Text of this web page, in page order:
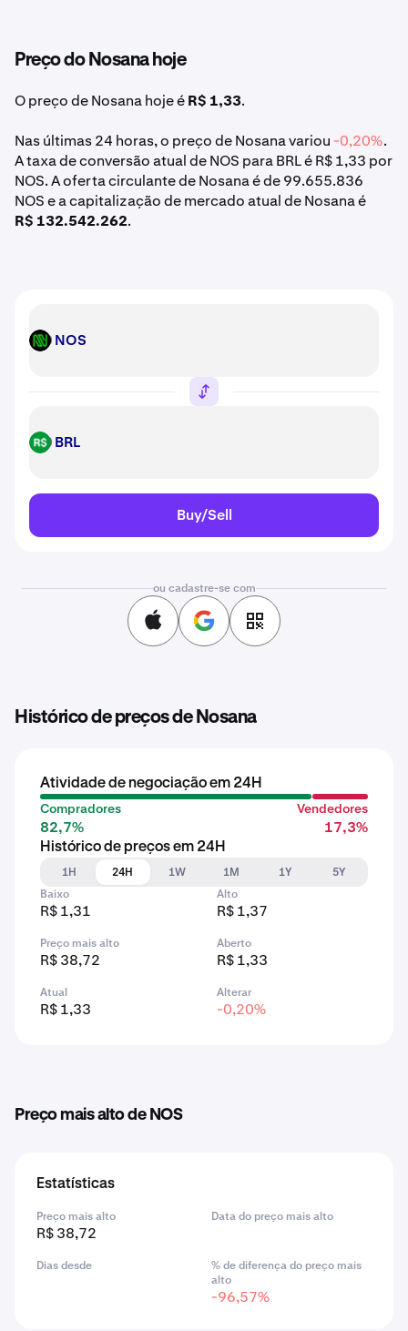
Preço do Nosana hoje
O preço de Nosana hoje éR$ 1,33.
Nas últimas 24 horas, o preço de Nosana variou-0,20%.
A taxa de conversão atual de NOS para BRL é R$ 1,33 por
NOS. A oferta circulante de Nosana é de 99.655.836
NOS e a capitalização de mercado atual de Nosana é
R$ 132.542.262.
NOS NOS
BRL BRL
Buy/Sell
ou cadastre-se com
Histórico de preços de Nosana
Atividade de negociação em 24H
Compradores
82,7%
Vendedores
17,3%
Histórico de preços em 24H
1H
24H 1W 1M 1Y
5Y
Baixo
R$ 1,31
Alto
R$ 1,37
Preço mais alto
R$ 38,72
Aberto
R$ 1,33
Atual
R$ 1,33
Alterar
-0,20%
Preço mais alto de NOS
Estatísticas
Preço mais alto
R$ 38,72
Data do preço mais alto
Dias desde
% de diferença do preço mais
alto
-96,57%